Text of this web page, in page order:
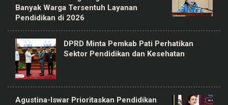
Banyak Warga Tersentuh Layanan
Pendidikan di 2026
DPRD Minta Pemkab Pati Perhatikan
Sektor Pendidikan dan Kesehatan
Agustina-Iswar Prioritaskan Pendidikan